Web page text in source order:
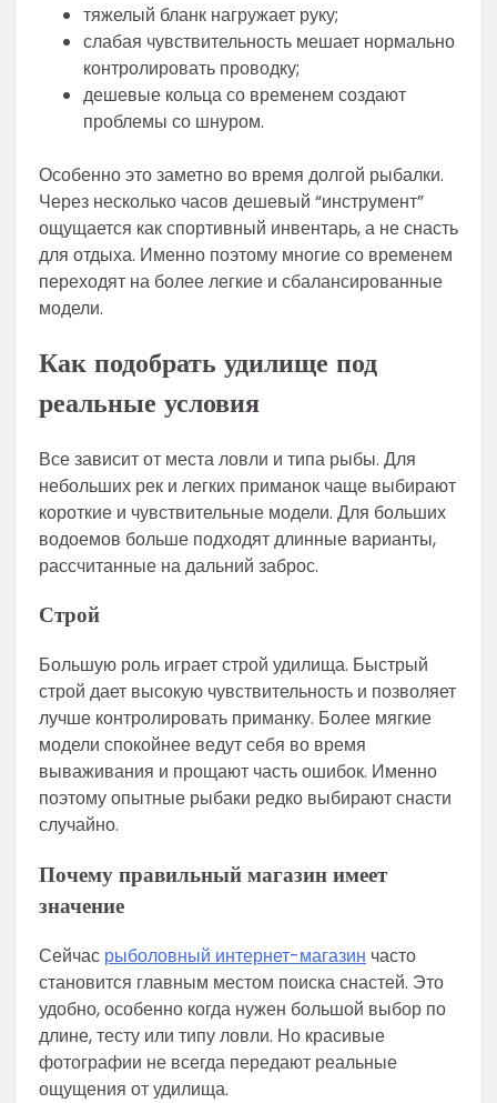
тяжелый бланк нагружает руку;
слабая чувствительность мешает нормально
контролировать проводку;
дешевые кольца со временем создают
проблемы со шнуром.
Особенно это заметно во время долгой рыбалки.
Через несколько часов дешевый “инструмент”
ощущается как спортивный инвентарь, а не снасть
для отдыха. Именно поэтому многие со временем
переходят на более легкие и сбалансированные
модели.
Как подобрать удилище под
реальные условия
Все зависит от места ловли и типа рыбы. Для
небольших рек и легких приманок чаще выбирают
короткие и чувствительные модели. Для больших
водоемов больше подходят длинные варианты,
рассчитанные на дальний заброс.
Строй
Большую роль играет строй удилища. Быстрый
строй дает высокую чувствительность и позволяет
лучше контролировать приманку. Более мягкие
модели спокойнее ведут себя во время
вываживания и прощают часть ошибок. Именно
поэтому опытные рыбаки редко выбирают снасти
случайно.
Почему правильный магазин имеет
значение
Сейчас рыболовный интернет-магазин часто
становится главным местом поиска снастей. Это
удобно, особенно когда нужен большой выбор по
длине, тесту или типу ловли. Но красивые
фотографии не всегда передают реальные
ощущения от удилища.